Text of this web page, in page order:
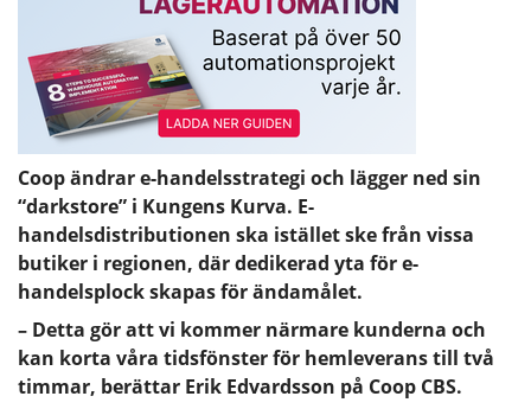
Coop ändrar e-handelsstrategi och lägger ned sin
“darkstore” i Kungens Kurva. E-
handelsdistributionen ska istället ske från vissa
butiker i regionen, där dedikerad yta för e-
handelsplock skapas för ändamålet.
– Detta gör att vi kommer närmare kunderna och
kan korta våra tidsfönster för hemleverans till två
timmar, berättar Erik Edvardsson på Coop CBS.